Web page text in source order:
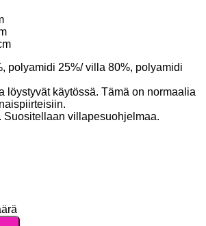
polyamidi 25%/ villa 80%, polyamidi
löystyvät käytössä. Tämä on normaalia
Suositellaan villapesuohjelmaa.